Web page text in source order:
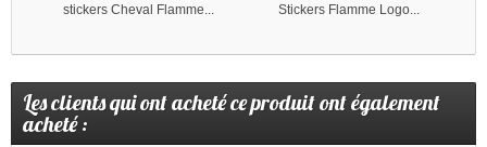
stickers Cheval Flamme... Stickers Flamme Logo...
Les clients qui ont acheté ce produit ont également
acheté :